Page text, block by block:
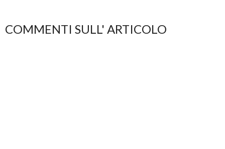
COMMENTI SULL' ARTICOLO